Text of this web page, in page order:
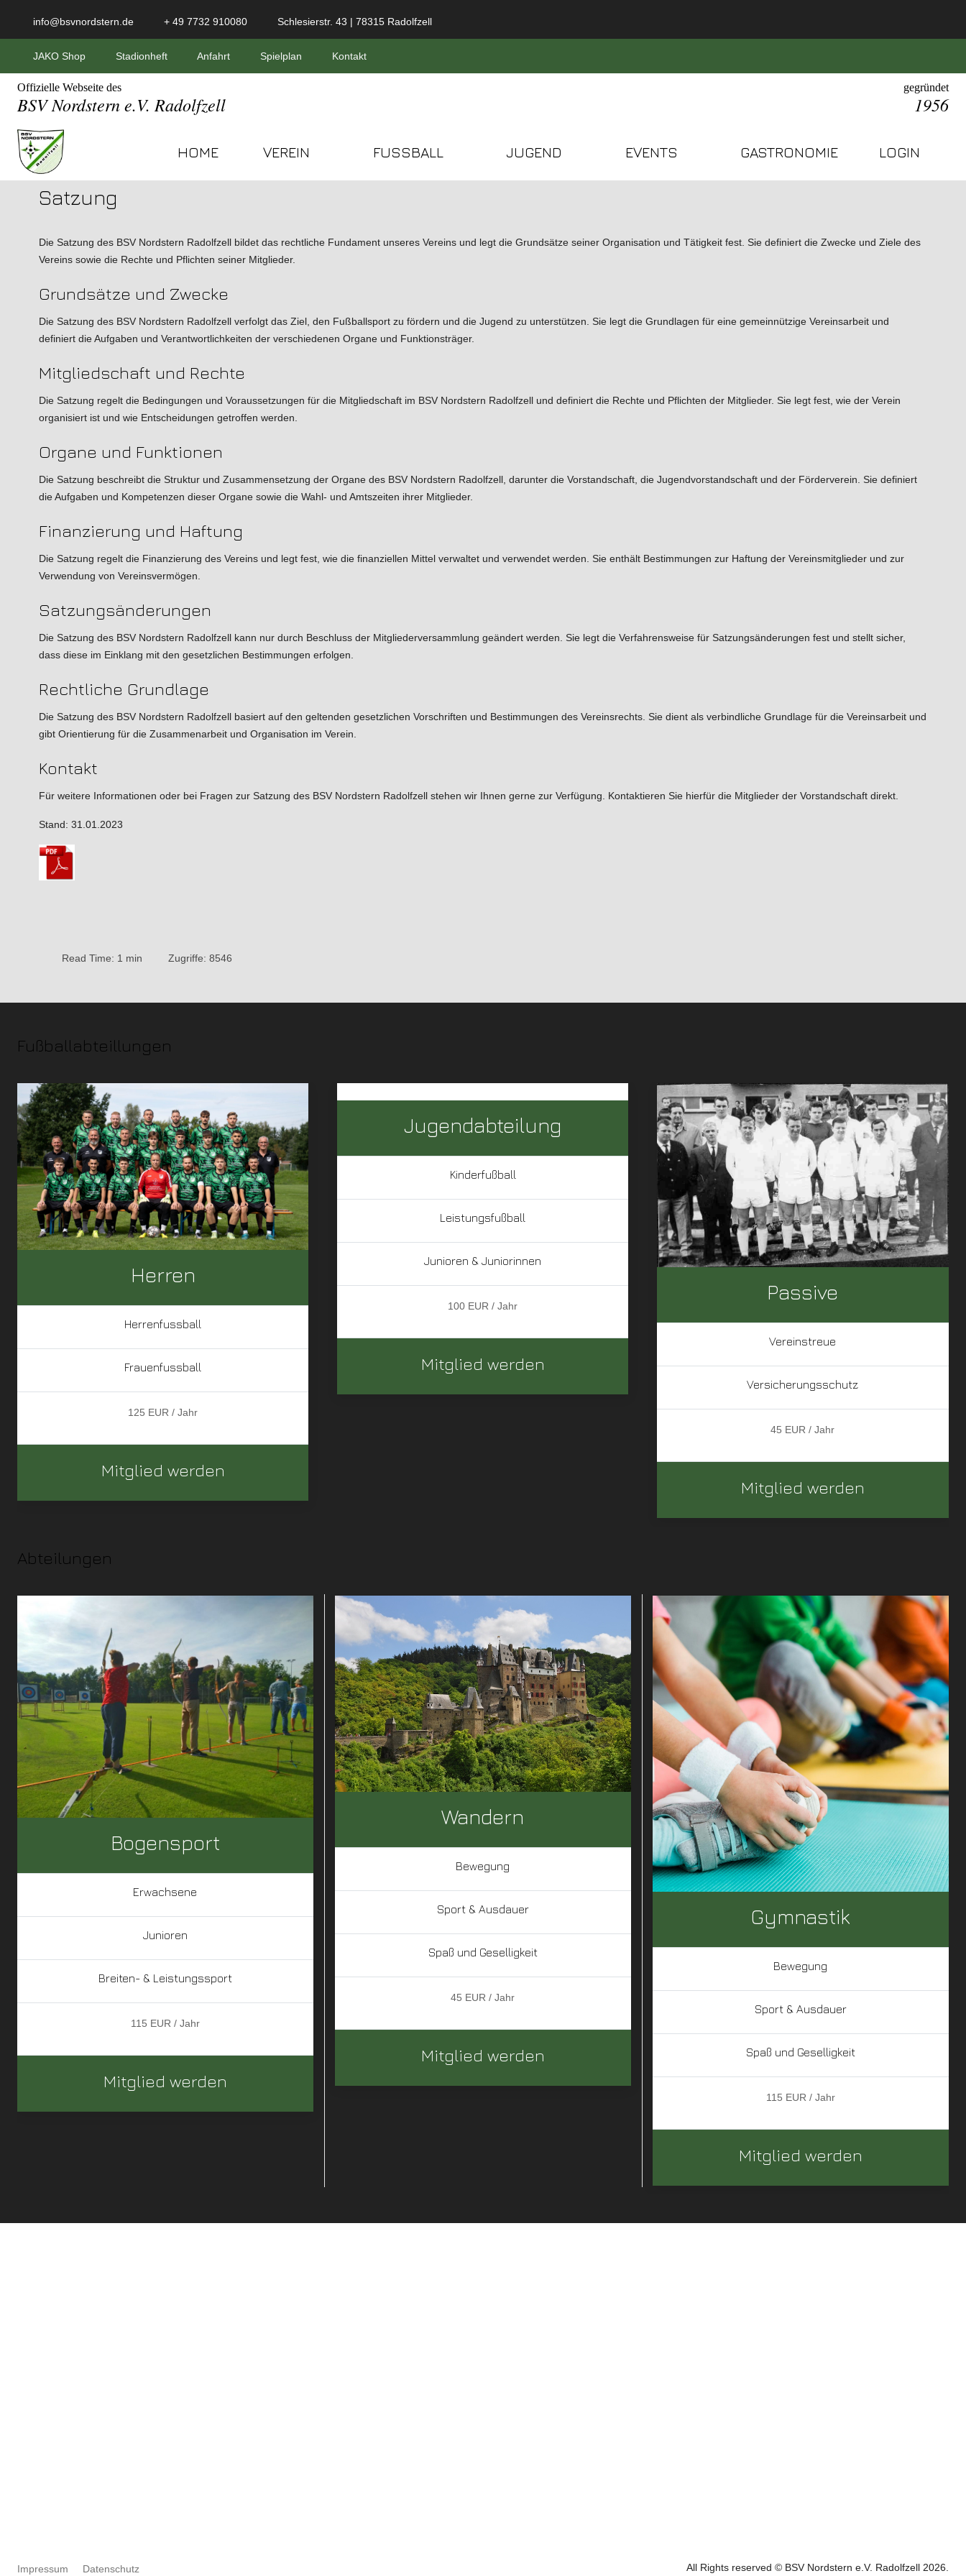
info@bsvnordstern.de + 49 7732 910080 Schlesierstr. 43 | 78315 Radolfzell
JAKO Shop Stadionheft Anfahrt Spielplan Kontakt
Offizielle Webseite des
BSV Nordstern e.V. Radolfzell
gegründet
1956
HOME VEREIN FUSSBALL JUGEND EVENTS GASTRONOMIE LOGIN
Satzung
Die Satzung des BSV Nordstern Radolfzell bildet das rechtliche Fundament unseres Vereins und legt die Grundsätze seiner Organisation und Tätigkeit fest. Sie definiert die Zwecke und Ziele des
Vereins sowie die Rechte und Pflichten seiner Mitglieder.
Grundsätze und Zwecke
Die Satzung des BSV Nordstern Radolfzell verfolgt das Ziel, den Fußballsport zu fördern und die Jugend zu unterstützen. Sie legt die Grundlagen für eine gemeinnützige Vereinsarbeit und
definiert die Aufgaben und Verantwortlichkeiten der verschiedenen Organe und Funktionsträger.
Mitgliedschaft und Rechte
Die Satzung regelt die Bedingungen und Voraussetzungen für die Mitgliedschaft im BSV Nordstern Radolfzell und definiert die Rechte und Pflichten der Mitglieder. Sie legt fest, wie der Verein
organisiert ist und wie Entscheidungen getroffen werden.
Organe und Funktionen
Die Satzung beschreibt die Struktur und Zusammensetzung der Organe des BSV Nordstern Radolfzell, darunter die Vorstandschaft, die Jugendvorstandschaft und der Förderverein. Sie definiert
die Aufgaben und Kompetenzen dieser Organe sowie die Wahl- und Amtszeiten ihrer Mitglieder.
Finanzierung und Haftung
Die Satzung regelt die Finanzierung des Vereins und legt fest, wie die finanziellen Mittel verwaltet und verwendet werden. Sie enthält Bestimmungen zur Haftung der Vereinsmitglieder und zur
Verwendung von Vereinsvermögen.
Satzungsänderungen
Die Satzung des BSV Nordstern Radolfzell kann nur durch Beschluss der Mitgliederversammlung geändert werden. Sie legt die Verfahrensweise für Satzungsänderungen fest und stellt sicher,
dass diese im Einklang mit den gesetzlichen Bestimmungen erfolgen.
Rechtliche Grundlage
Die Satzung des BSV Nordstern Radolfzell basiert auf den geltenden gesetzlichen Vorschriften und Bestimmungen des Vereinsrechts. Sie dient als verbindliche Grundlage für die Vereinsarbeit und
gibt Orientierung für die Zusammenarbeit und Organisation im Verein.
Kontakt
Für weitere Informationen oder bei Fragen zur Satzung des BSV Nordstern Radolfzell stehen wir Ihnen gerne zur Verfügung. Kontaktieren Sie hierfür die Mitglieder der Vorstandschaft direkt.
Stand: 31.01.2023
Read Time: 1 min Zugriffe: 8546
Fußballabteillungen
Herren
Herrenfussball
Frauenfussball
125 EUR / Jahr
Mitglied werden
Jugendabteilung
Kinderfußball
Leistungsfußball
Junioren & Juniorinnen
100 EUR / Jahr
Mitglied werden
Passive
Vereinstreue
Versicherungsschutz
45 EUR / Jahr
Mitglied werden
Abteilungen
Bogensport
Erwachsene
Junioren
Breiten- & Leistungssport
115 EUR / Jahr
Mitglied werden
Wandern
Bewegung
Sport & Ausdauer
Spaß und Geselligkeit
45 EUR / Jahr
Mitglied werden
Gymnastik
Bewegung
Sport & Ausdauer
Spaß und Geselligkeit
115 EUR / Jahr
Mitglied werden
Impressum Datenschutz All Rights reserved © BSV Nordstern e.V. Radolfzell 2026.